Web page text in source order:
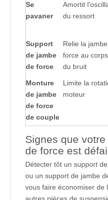
Se
pavaner
Amortit
du ressort
Support
de jambe
de force
Relie la
force au
du bruit
Monture
de jambe
de force
de couple
Limite la
moteur
Signes que
de force est
Détecter tôt un support
ou un support de jambe
vous faire économiser de